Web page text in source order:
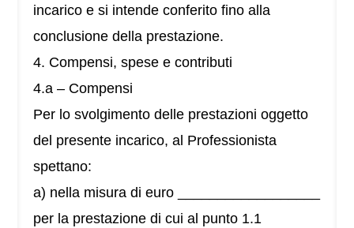
incarico e si intende conferito fino alla
conclusione della prestazione.
4. Compensi, spese e contributi
4.a – Compensi
Per lo svolgimento delle prestazioni oggetto
del presente incarico, al Professionista
spettano:
a) nella misura di euro __________________
per la prestazione di cui al punto 1.1